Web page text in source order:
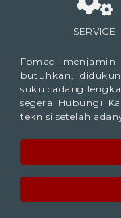
SERVICE
Fomac
butuhkan,
suku cadang
segera Hubungi
teknisi setelah